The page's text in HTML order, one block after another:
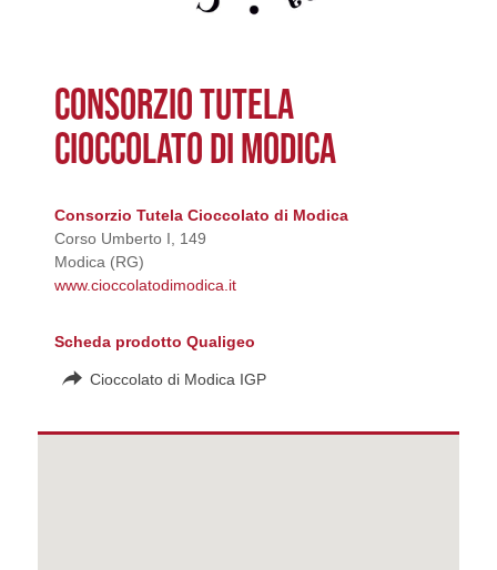
CONSORZIO TUTELA
CIOCCOLATO DI MODICA
Consorzio Tutela Cioccolato di Modica
Corso Umberto I, 149
Modica (RG)
www.cioccolatodimodica.it
Scheda prodotto Qualigeo
Cioccolato di Modica IGP